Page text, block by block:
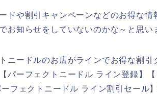
ドや割引キャンペーンなどのお得な
お知らせをしていないのかな～と思い
ニードルのお店がラインでお得な割引
パーフェクトニードル ライン登録】
フェクトニードル ライン割引セール